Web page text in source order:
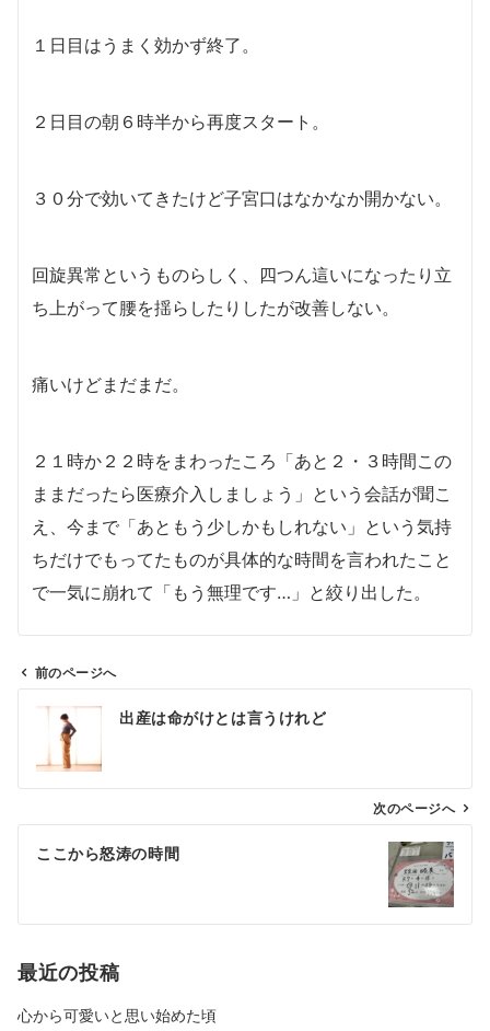
１日目はうまく効かず終了。
２日目の朝６時半から再度スタート。
３０分で効いてきたけど子宮口はなかなか開かない。
回旋異常というものらしく、四つん這いになったり立
ち上がって腰を揺らしたりしたが改善しない。
痛いけどまだまだ。
２１時か２２時をまわったころ「あと２・３時間この
ままだったら医療介入しましょう」という会話が聞こ
え、今まで「あともう少しかもしれない」という気持
ちだけでもってたものが具体的な時間を言われたこと
で一気に崩れて「もう無理です…」と絞り出した。
ビ
ン
前のページへ
出産は命がけとは言うけれど
次のページへ
ここから怒涛の時間
最近の投稿
心から可愛いと思い始めた頃